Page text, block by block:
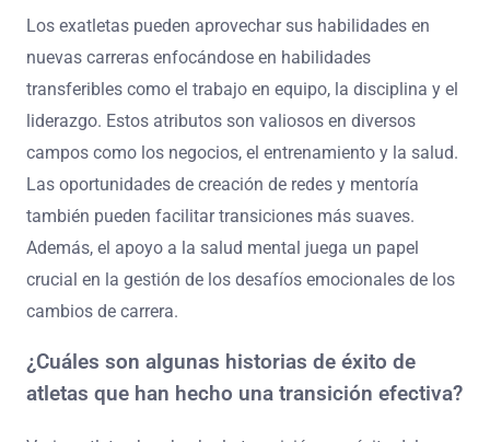
Los exatletas pueden aprovechar sus habilidades en
nuevas carreras enfocándose en habilidades
transferibles como el trabajo en equipo, la disciplina y el
liderazgo. Estos atributos son valiosos en diversos
campos como los negocios, el entrenamiento y la salud.
Las oportunidades de creación de redes y mentoría
también pueden facilitar transiciones más suaves.
Además, el apoyo a la salud mental juega un papel
crucial en la gestión de los desafíos emocionales de los
cambios de carrera.
¿Cuáles son algunas historias de éxito de
atletas que han hecho una transición efectiva?